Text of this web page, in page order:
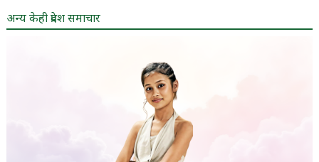
अन्य केही प्रदेश समाचार